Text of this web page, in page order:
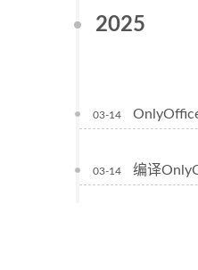
2025
03-14
03-14 编译